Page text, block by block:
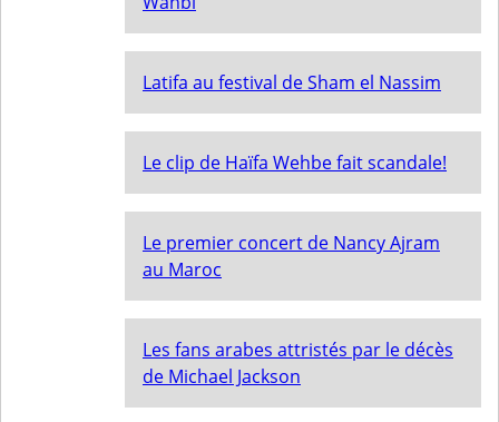
Latifa au festival de Sham el Nassim
Le clip de Haïfa Wehbe fait scandale!
Le premier concert de Nancy Ajram
au Maroc
Les fans arabes attristés par le décès
de Michael Jackson